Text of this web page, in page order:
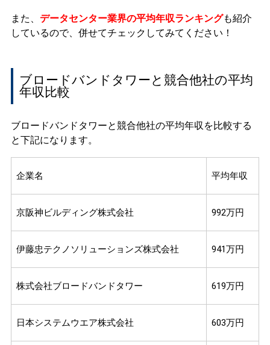
また、 データセンター業界の平均年収ランキングも紹介
しているので、併せてチェックしてみてください！
ブロードバンドタワーと競合他社の平均
年収比較
ブロードバンドタワーと競合他社の平均年収を比較する
と下記になります。
企業名 平均年収
京阪神ビルディング株式会社 992万円
伊藤忠テクノソリューションズ株式会社 941万円
株式会社ブロードバンドタワー 619万円
日本システムウエア株式会社 603万円